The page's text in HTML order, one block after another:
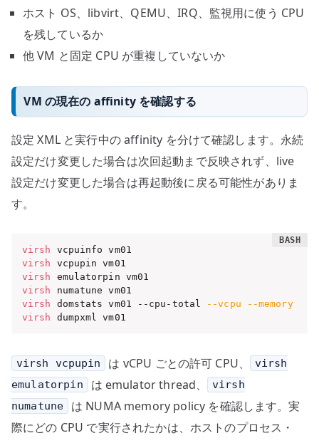
ホスト OS、libvirt、QEMU、IRQ、監視用に使う CPU
を残しているか
他 VM と固定 CPU が重複していないか
VM の現在の affinity を確認する
設定 XML と実行中の affinity を分けて確認します。永続
設定だけ変更した場合は次回起動まで反映されず、live
設定だけ変更した場合は再起動後に戻る可能性がありま
す。
virsh
virsh
virsh
virsh
virsh domstats vm01 --cpu-total --vcpu
--memory
virsh dumpxml vm01
virsh vcpupin は vCPU ごとの許可 CPU、
virsh
emulatorpin
は emulator thread、
virsh
numatune
は NUMA memory policy を確認します。実
際にどの CPU で実行されたかは、ホストのプロセス・